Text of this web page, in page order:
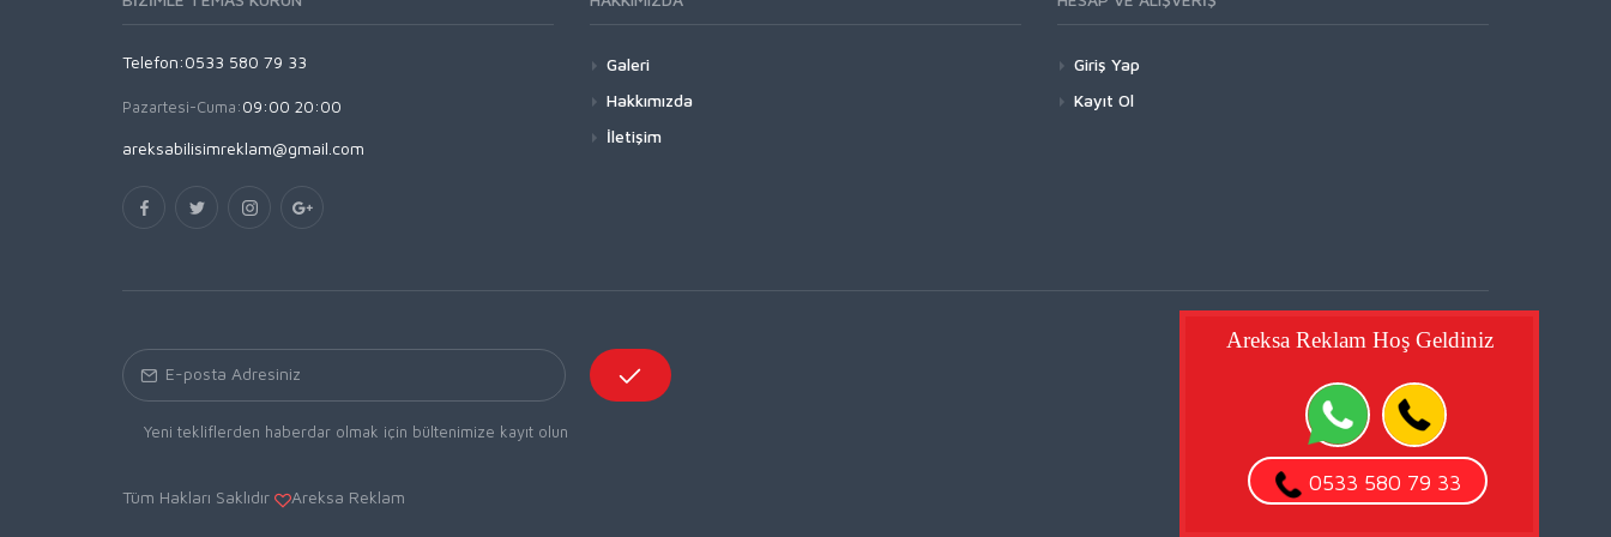
Telefon:0533 580 79 33
Pazartesi-Cuma:09:00 20:00
areksabilisimreklam@gmail.com
Galeri
Hakkımızda
İletişim
Giriş Yap
Kayıt Ol
Yeni tekliflerden haberdar olmak için bültenimize kayıt olun
Tüm Hakları Saklıdır Areksa Reklam
Areksa Reklam Hoş Geldiniz
0533 580 79 33